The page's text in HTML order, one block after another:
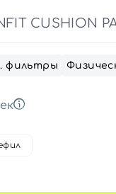
CUSHION
фильтры